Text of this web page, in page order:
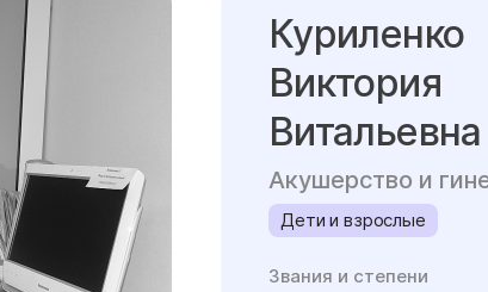
Куриленко
Виктория
Витальевна
Акушерство и
Дети и взрослые
Звания и степени